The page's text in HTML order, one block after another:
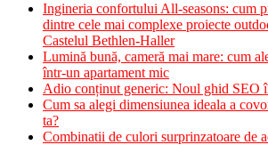
Ingineria confortului All-seasons: cum
dintre cele mai complexe proiecte
Castelul Bethlen-Haller
Lumină bună, cameră mai mare: cum
într-un apartament mic
Adio conținut generic: Noul ghid SEO
Cum sa alegi dimensiunea ideala a
ta?
Combinatii de culori surprinzatoare de